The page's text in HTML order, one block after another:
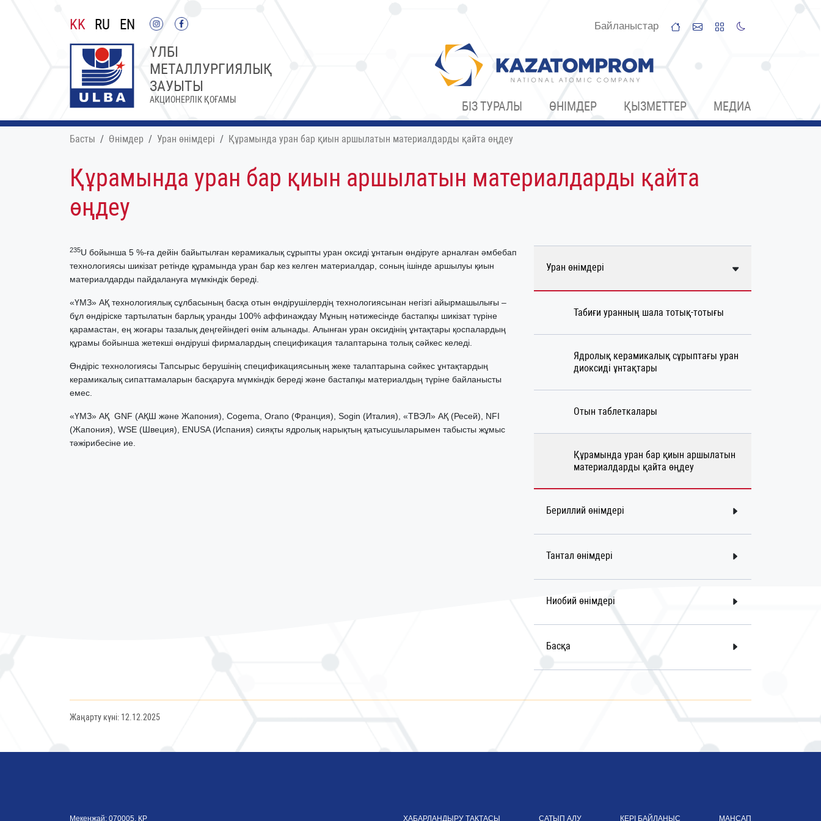
KK RU EN Байланыстар
ҮЛБІ
МЕТАЛЛУРГИЯЛЫҚ
ЗАУЫТЫ
АКЦИОНЕРЛІК ҚОҒАМЫ БІЗ ТУРАЛЫ ӨНІМДЕР ҚЫЗМЕТТЕР МЕДИА
Басты Өнімдер Уран өнімдері Құрамында уран бар қиын аршылатын материалдарды қайта өңдеу
Құрамында уран бар қиын аршылатын материалдарды қайта
өңдеу
235U бойынша 5 %-ға дейін байытылған керамикалық сұрыпты уран оксиді ұнтағын өндіруге арналған әмбебап
технологиясы шикізат ретінде құрамында уран бар кез келген материалдар, соның ішінде аршылуы қиын
материалдарды пайдалануға мүмкіндік береді.
«ҮМЗ» АҚ технологиялық сұлбасының басқа отын өндірушілердің технологиясынан негізгі айырмашылығы –
бұл өндіріске тартылатын барлық уранды 100% аффинаждау Мұның нәтижесінде бастапқы шикізат түріне
қарамастан, ең жоғары тазалық деңгейіндегі өнім алынады. Алынған уран оксидінің ұнтақтары қоспалардың
құрамы бойынша жетекші өндіруші фирмалардың спецификация талаптарына толық сәйкес келеді.
Өндіріс технологиясы Тапсырыс берушінің спецификациясының жеке талаптарына сәйкес ұнтақтардың
керамикалық сипаттамаларын басқаруға мүмкіндік береді және бастапқы материалдың түріне байланысты
емес.
«ҮМЗ» АҚ GNF (АҚШ және Жапония), Cogema, Orano (Франция), Sogin (Италия), «ТВЭЛ» АҚ (Ресей), NFI
(Жапония), WSE (Швеция), ENUSA (Испания) сияқты ядролық нарықтың қатысушыларымен табысты жұмыс
тәжірибесіне ие.
Уран өнімдері
Табиғи уранның шала тотық-тотығы
Ядролық керамикалық сұрыптағы уран
диоксиді ұнтақтары
Отын таблеткалары
Құрамында уран бар қиын аршылатын
материалдарды қайта өңдеу
Бериллий өнімдері
Тантал өнімдері
Ниобий өнімдері
Басқа
Жаңарту күні: 12.12.2025
Мекенжай: 070005, ҚР ХАБАРЛАНДЫРУ ТАҚТАСЫ САТЫП АЛУ КЕРІ БАЙЛАНЫС МАНСАП